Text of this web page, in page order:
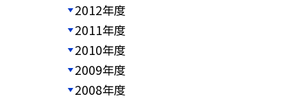
2012年度
2011年度
2010年度
2009年度
2008年度